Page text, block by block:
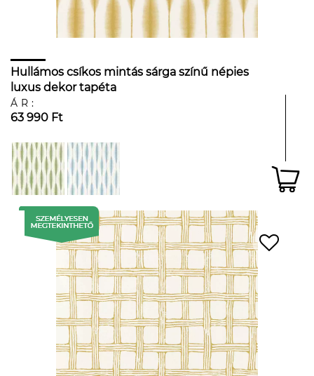
Hullámos csíkos mintás sárga színű népies
luxus dekor tapéta
ÁR:
63 990 Ft